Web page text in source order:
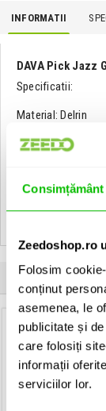
Consimțământ
Zeedoshop.ro
Folosim
conținut
asemenea, le
publicitate și
care folosiți
informații
serviciilor lor.
INFORMATII
DAVA Pick Jazz
Specificatii:
Material: Delrin
EAN: 676744090722
Vezi toate
Clientii care au
Bete de
Meinl Standard 5A
American